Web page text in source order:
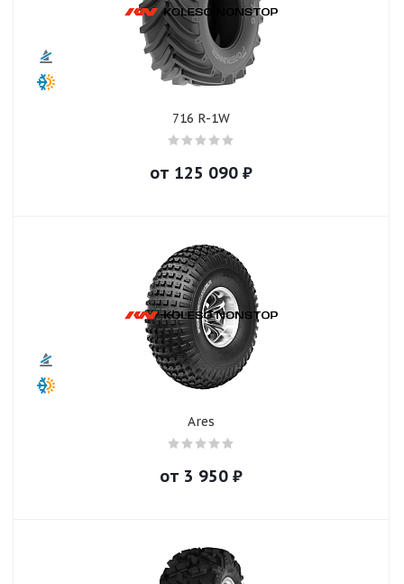
716 R-1W
от 125 090 ₽
Ares
от 3 950 ₽